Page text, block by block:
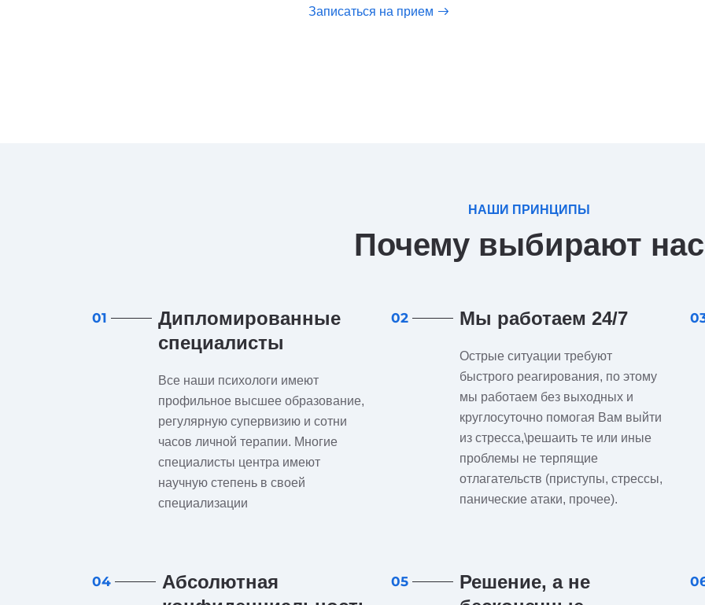
Записаться на прием
НАШИ ПРИНЦИПЫ
Почему выбирают нас
01
Дипломированные
специалисты
Все наши психологи имеют
профильное высшее образование,
регулярную супервизию и сотни
часов личной терапии. Многие
специалисты центра имеют
научную степень в своей
специализации
02 Мы работаем 24/7
Острые ситуации требуют
быстрого реагирования, по этому
мы работаем без выходных и
круглосуточно помогая Вам выйти
из стресса,\решаить те или иные
проблемы не терпящие
отлагательств (приступы, стрессы,
панические атаки, прочее).
04
Абсолютная
05
Решение, а не